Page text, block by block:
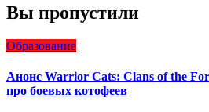
Вы пропустили
Образование
Анонс Warrior Cats: Clans of the
про боевых котофеев